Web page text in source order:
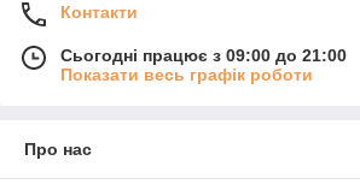
Контакти
Сьогодні працює з 09:00 до 21:00
Показати весь графік роботи
Про нас